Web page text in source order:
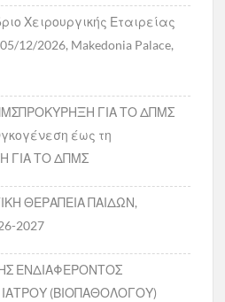
Χειρουργικής Εταιρείας
12/2026, Makedonia Palace,
ΓΙΑ ΤΟ ΔΠΜΣ
έως τη
ΓΙΑ ΤΟ ΔΠΜΣ
ΘΕΡΑΠΕΙΑ ΠΑΙΔΩΝ,
2027
ΕΝΔΙΑΦΕΡΟΝΤΟΣ
ΙΑΤΡΟΥ (ΒΙΟΠΑΘΟΛΟΓΟΥ)